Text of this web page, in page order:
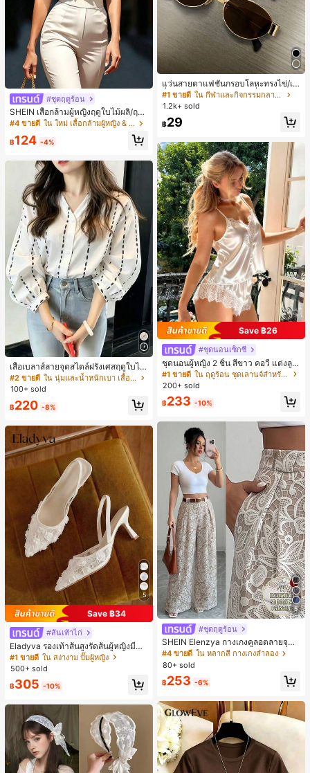
#ชุดฤดูร้อน
SHEIN เสื้อกล้ามผู้หญิงฤดูใบไม้ผลิ/ฤดูร้
อน ใหม่ สไตล์มินิมอลลำลองหรูหรา สีบ
ล็อก ลายจุด คอวี แพตช์เวิร์ก ชายระบา
ย แขนกุด ทรงเข้ารูป อเนกประสงค์, เสื้อ
หญิง, เสื้อเที่ยวพักผ่อนผู้หญิง
#4 ขายดี ใน ใหม่ เสื้อกล้ามผู้หญิง & Camis
฿124 -4%
เสื้อเบลาส์ลายจุดสไตล์ฝรั่งเศสฤดูใบไม้
ร่วง, ทรงเข้ารูป, แขนยาวคอวี, สไตล์ให
ม่ฤดูใบไม้ผลิ, ป้องกันแสงแดด, ใส่ไป
#2 ขายดี
ใน นุ่มและน้ำหนักเบา เสื้อสตรี เสื้อเบลาส์ & Tee
100+ sold
฿220 -8%
5
Save ฿34
#ส้นเท้าไก่
Eladyva รองเท้าส้นสูงรัดส้นผู้หญิงมีดอ
กไม้ประดับตาข่ายเสริมและสามารถสว
มได้สองแบบ ส้นสูง 7 ซม. รูปแบบโรมัน
#1 ขายดี ใน สง่างาม ปั๊มผู้หญิง
500+ sold
฿305 -10%
แว่นสายตาแฟชั่นกรอบโลหะทรงไข่/เห
ลี่ยมสำหรับผู้หญิง (กรอบครึ่ง), เหมาะ
สำหรับใส่ในชีวิตประจำวันและกิจกรรม
#1 ขายดี
ใน กีฬาและกิจกรรมกลางแจ้ง
1.2k+ sold
฿29
Save ฿26
#ชุดนอนเซ็กซี่
ชุดนอนผู้หญิง 2 ชิ้น สีขาว คอวี แต่งลูก
ไม้แบบแพตช์เวิร์ก ชุดนอนใส่ในบ้าน
สำหรับเธอ
#1 ขายดี
ใน ฤดูร้อน ชุดเลานจ์สำหรับผู้หญิง
200+ sold
฿233 -10%
5
#ชุดฤดูร้อน
SHEIN Elenzya กางเกงคูลอตลายจุดเ
อวสูงแบบใหม่สำหรับฤดูใบไม้ผลิ/ฤดูร้อ
น, สไตล์หรูหราเหมาะสำหรับใส่ในชีวิต
ประจำวันและทำงาน, ให้ความรู้สึกวินเ
ทจสำหรับฤดูรับปริญญา, เทศกาลดนตร
ี, การแข่งม้าดาร์บี้, วันประกาศอิสรภาพ
#4 ขายดี ใน หลากสี กางเกงลำลอง
80+ sold
฿253 -6%